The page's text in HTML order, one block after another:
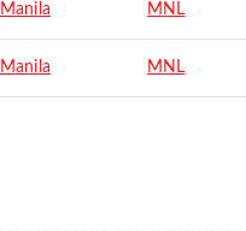
Manila MNL
Manila MNL